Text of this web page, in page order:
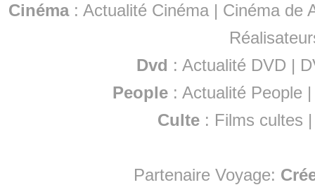
Cinéma: Actualité Cinéma | Cinéma de
Dvd : Actualité DVD |
People :Actualité People
Culte : Films cultes
Partenaire Voyage: